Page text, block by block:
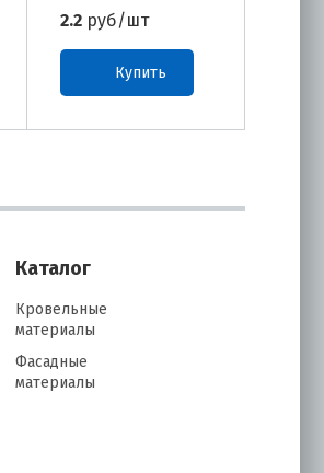
2.2 руб/шт
Купить
Каталог
Кровельные
материалы
Фасадные
материалы